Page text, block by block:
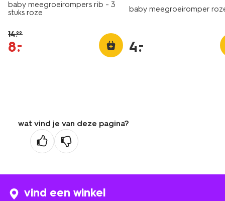
baby meegroeirompers rib - 3
stuks roze
14.99
8.
–
baby meegroeiromper
4.
–
wat vind je van deze pagina?
vind een winkel